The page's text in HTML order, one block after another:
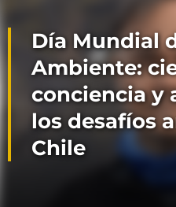
Día Mundial
Ambiente:
conciencia y
los desafíos
Chile